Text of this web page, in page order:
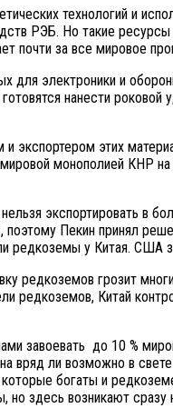
технологий и
РЭБ. Но такие
почти за все мировое
для электроники и
нанести
экспортером этих
монополией КНР
экспортировать в
Пекин принял
редкоземы у Китая.
редкоземов грозит
редкоземов, Китай
завоевать до 10 %
вряд ли возможно в
богаты и
здесь возникают сразу